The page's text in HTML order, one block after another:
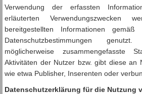
Verwendung der erfassten
erläuterten Verwendungszwecken
bereitgestellten Informationen
Datenschutzbestimmungen
möglicherweise zusammengefasste
Aktivitäten der Nutzer bzw. gibt diese an
wie etwa Publisher, Inserenten oder
Datenschutzerklärung für die Nutzung